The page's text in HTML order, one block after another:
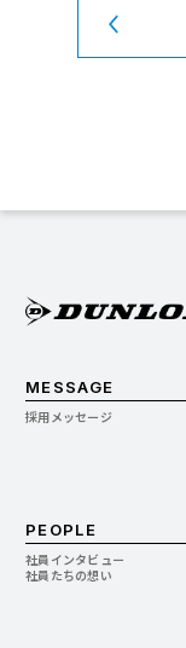
MESSAGE
採用メッセージ
PEOPLE
社員インタビュー
社員たちの想い